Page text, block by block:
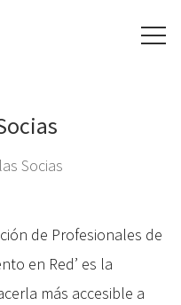
Socias
de Profesionales de
en Red’ es la
más accesible a